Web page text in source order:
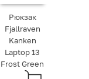
Рюкзак
Fjallraven
Kanken
Laptop 13
Frost Green